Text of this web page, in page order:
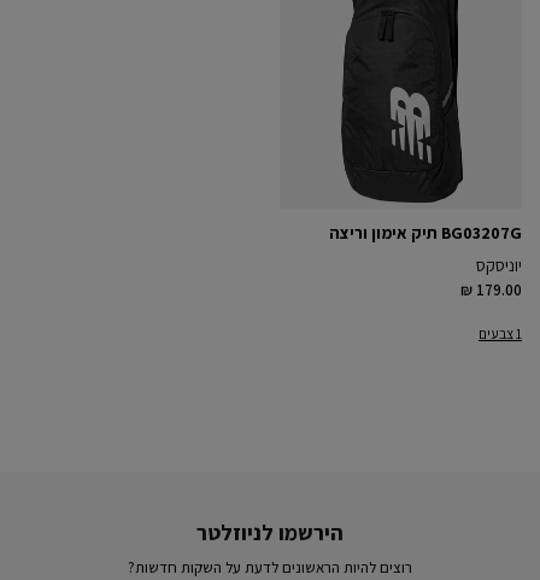
BG03207G תיק אימון וריצה
יוניסקס
₪ 179.00
1 צבעים
הירשמו לניוזלטר
רוצים להיות הראשונים לדעת על השקות חדשות?